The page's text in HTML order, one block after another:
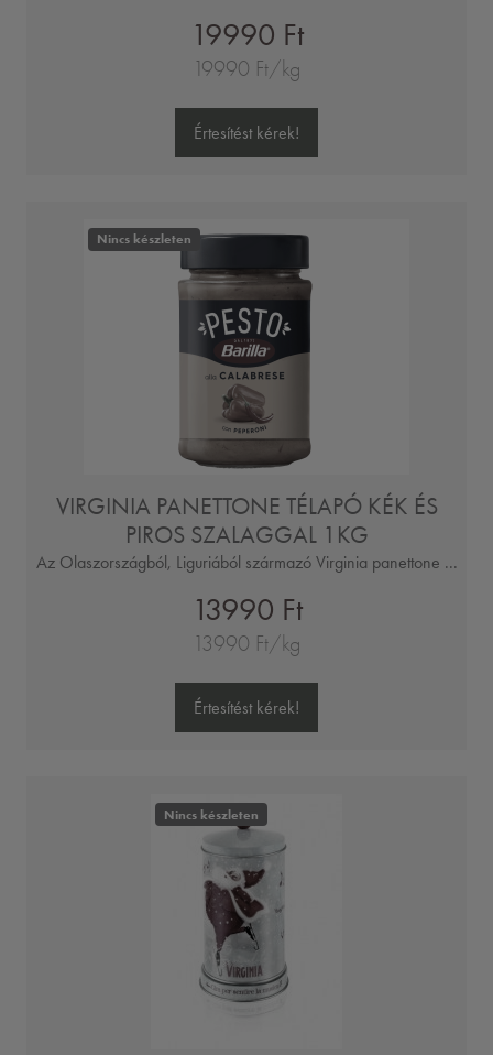
19990 Ft
19990 Ft/kg
Értesítést kérek!
Nincs készleten
VIRGINIA PANETTONE TÉLAPÓ KÉK ÉS
PIROS SZALAGGAL 1KG
Az Olaszországból, Liguriából származó Virginia panettone ...
13990 Ft
13990 Ft/kg
Értesítést kérek!
Nincs készleten